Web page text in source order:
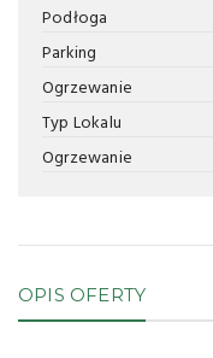
Podłoga
Parking
Ogrzewanie
Typ Lokalu
Ogrzewanie
OPIS OFERTY